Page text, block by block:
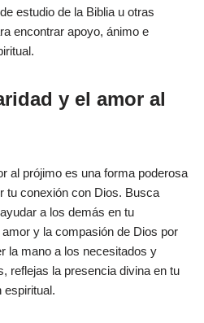
estudio de la Biblia u otras
encontrar apoyo, ánimo e
y el amor al
al prójimo es una forma poderosa
tu conexión con Dios. Busca
a los demás en tu
y la compasión de Dios por
la mano a los necesitados y
reflejas la presencia divina en tu
espiritual.